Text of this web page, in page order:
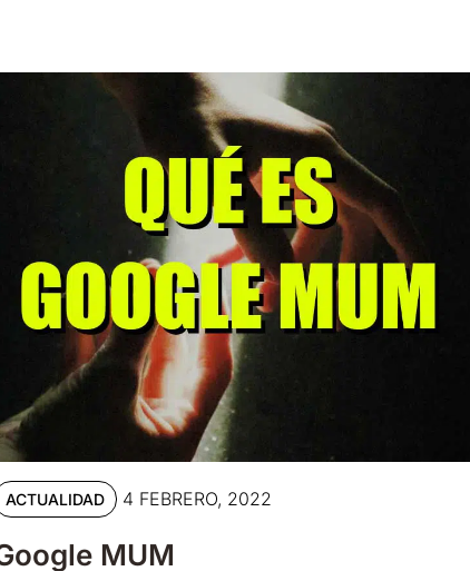
ACTUALIDAD 4 FEBRERO, 2022
MUM